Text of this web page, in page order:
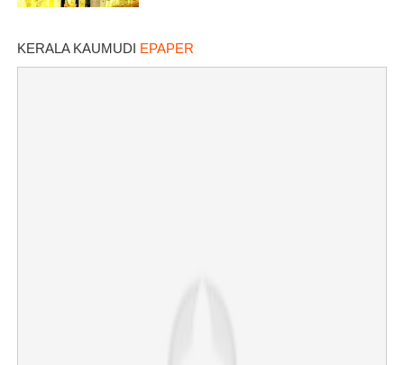
KERALA KAUMUDI EPAPER